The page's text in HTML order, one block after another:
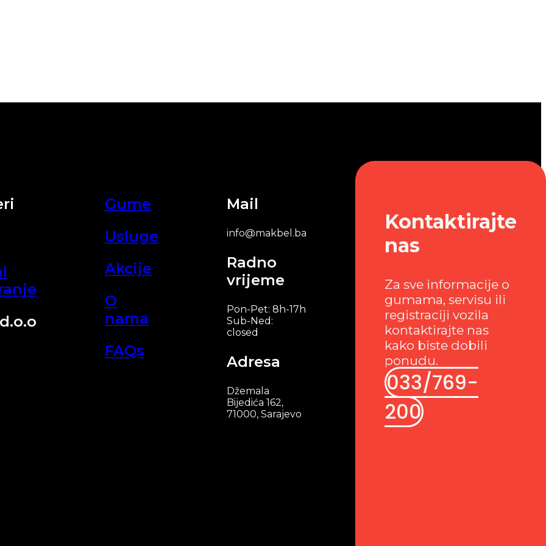
Gume
Usluge
Akcije
O
nama
FAQs
Mail
info@makbel.ba
Radno
vrijeme
Pon-Pet: 8h-17h
Sub-Ned:
closed
Adresa
Džemala
Bijedića 162,
71000, Sarajevo
Kontaktirajte
nas
Za sve informacije o
gumama, servisu ili
registraciji vozila
kontaktirajte nas
kako biste dobili
ponudu.
033/769-
200